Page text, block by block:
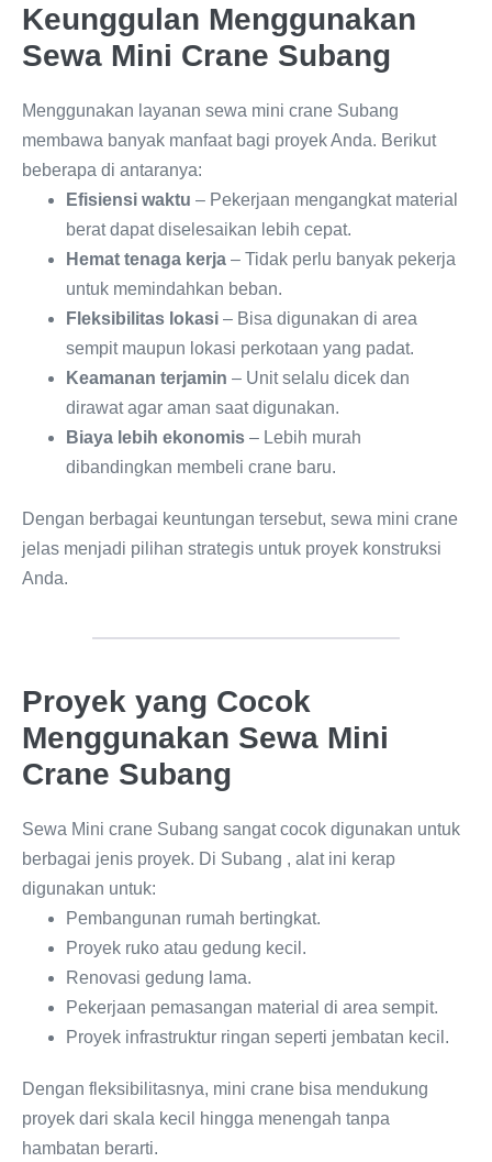
Keunggulan Menggunakan
Sewa Mini Crane Subang
Menggunakan layanan sewa mini crane Subang
membawa banyak manfaat bagi proyek Anda. Berikut
beberapa di antaranya:
Efisiensi waktu – Pekerjaan mengangkat material
berat dapat diselesaikan lebih cepat.
Hemat tenaga kerja – Tidak perlu banyak pekerja
untuk memindahkan beban.
Fleksibilitas lokasi – Bisa digunakan di area
sempit maupun lokasi perkotaan yang padat.
Keamanan terjamin – Unit selalu dicek dan
dirawat agar aman saat digunakan.
Biaya lebih ekonomis – Lebih murah
dibandingkan membeli crane baru.
Dengan berbagai keuntungan tersebut, sewa mini crane
jelas menjadi pilihan strategis untuk proyek konstruksi
Anda.
Proyek yang Cocok
Menggunakan Sewa Mini
Crane Subang
Sewa Mini crane Subang sangat cocok digunakan untuk
berbagai jenis proyek. Di Subang , alat ini kerap
digunakan untuk:
Pembangunan rumah bertingkat.
Proyek ruko atau gedung kecil.
Renovasi gedung lama.
Pekerjaan pemasangan material di area sempit.
Proyek infrastruktur ringan seperti jembatan kecil.
Dengan fleksibilitasnya, mini crane bisa mendukung
proyek dari skala kecil hingga menengah tanpa
hambatan berarti.